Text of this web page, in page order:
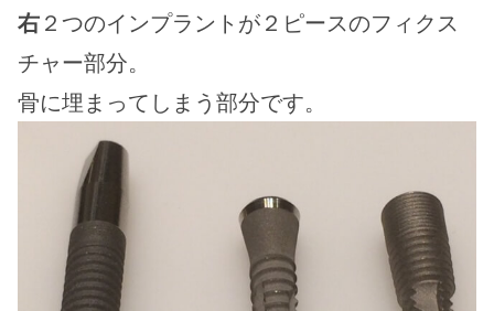
右２つのインプラントが２ピースのフィクス
チャー部分。
骨に埋まってしまう部分です。